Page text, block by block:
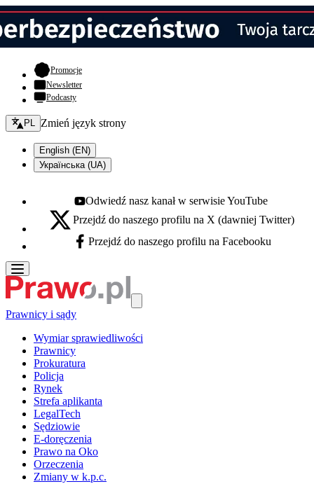
Promocje- otwiera się w nowej karcie
Newsletter
Podcasty
Zmień język - bieżący:
PL Zmień język strony
English (EN)
Українська (UA)
Youtube - otwiera się w nowej karcie
Odwiedź nasz kanał w serwisie YouTube
X - otwiera się w nowej karcie
Przejdź do naszego profilu na X (dawniej Twitter)
Facebook - otwiera się w nowej karcie
Przejdź do naszego profilu na Facebooku
Prawnicy i sądy
Wymiar sprawiedliwości
Prawnicy
Prokuratura
Policja
Rynek
Strefa aplikanta
LegalTech
Sędziowie
E-doręczenia
Prawo na Oko
Orzeczenia
Zmiany w k.p.c.